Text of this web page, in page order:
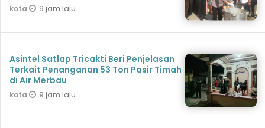
kota 9 jam lalu
Asintel Satlap Tricakti Beri Penjelasan
Terkait Penanganan 53 Ton Pasir Timah
di Air Merbau
kota 9 jam lalu